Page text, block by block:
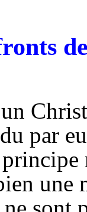
par
une